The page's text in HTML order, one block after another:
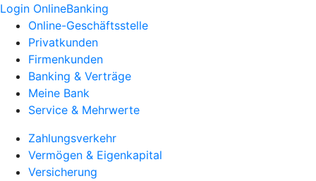
Login OnlineBanking
Online-Geschäftsstelle
Privatkunden
Firmenkunden
Banking & Verträge
Meine Bank
Service & Mehrwerte
Zahlungsverkehr
Vermögen & Eigenkapital
Versicherung